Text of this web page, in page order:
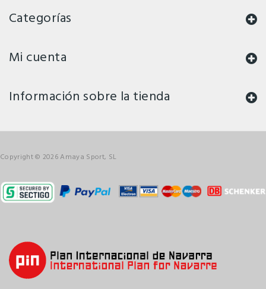
Categorías
Mi cuenta
Información sobre la tienda
Copyright © 2026 Amaya Sport, SL